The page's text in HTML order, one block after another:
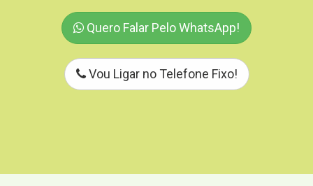
Quero Falar Pelo WhatsApp!
Vou Ligar no Telefone Fixo!